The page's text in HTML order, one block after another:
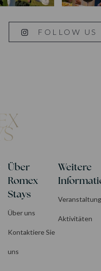
FOLLOW US
Über
Romex
Stays
Über uns
Kontaktiere Sie
uns
Weitere
Aktivitäten